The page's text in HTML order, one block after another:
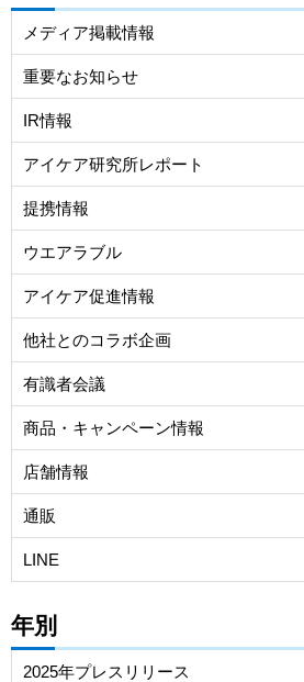
メディア掲載情報
重要なお知らせ
IR情報
アイケア研究所レポート
提携情報
ウエアラブル
アイケア促進情報
他社とのコラボ企画
有識者会議
商品・キャンペーン情報
店舗情報
通販
LINE
年別
2025年プレスリリース